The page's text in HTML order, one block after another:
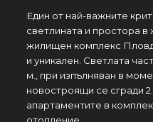
Един от най-важните
светлината и простора
жилищен комплекс
и уникален. Светлата
м., при изпълняван в
новостроящи се сгради
апартаментите в